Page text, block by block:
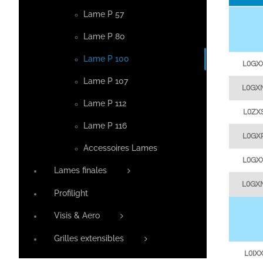
Lame P 57
Lame P 80
Lame P 100
Lame P 107
Lame P 112
Lame P 116
Accessoires Lames
Lames finales
Profilight
Visis & Aero
Grilles extensibles